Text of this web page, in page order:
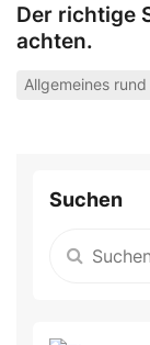
Der richtige
achten.
Allgemeines
Suchen